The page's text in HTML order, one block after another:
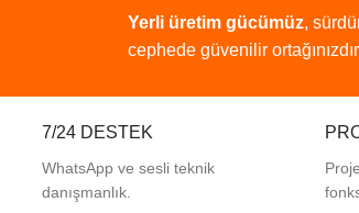
Yerli üretim gücümüz,
cephede güvenilir
7/24 DESTEK
WhatsApp ve sesli teknik
danışmanlık.